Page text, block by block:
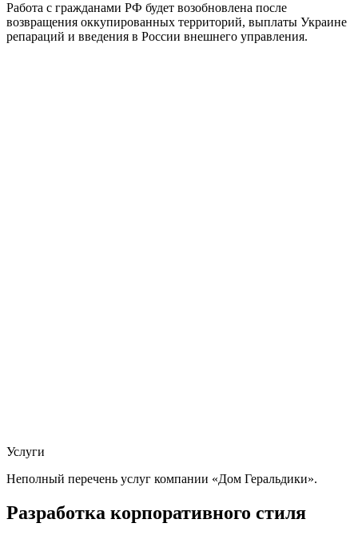
Работа с гражданами РФ будет возобновлена после
возвращения оккупированных территорий, выплаты Украине
репараций и введения в России внешнего управления.
Услуги
Неполный перечень услуг компании «Дом Геральдики».
Разработка корпоративного стиля